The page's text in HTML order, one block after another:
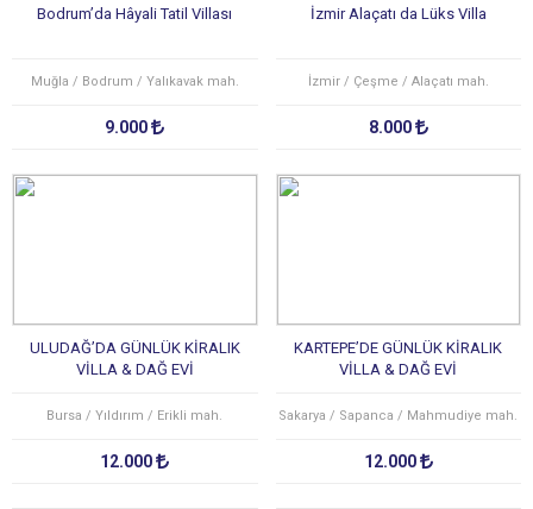
Bodrum’da Hâyali Tatil Villası
Muğla / Bodrum / Yalıkavak mah.
9.000
İzmir Alaçatı da Lüks Villa
İzmir / Çeşme / Alaçatı mah.
8.000
ULUDAĞ’DA GÜNLÜK KİRALIK
VİLLA & DAĞ EVİ
Bursa / Yıldırım / Erikli mah.
12.000
KARTEPE’DE GÜNLÜK KİRALIK
VİLLA & DAĞ EVİ
Sakarya / Sapanca / Mahmudiye mah.
12.000